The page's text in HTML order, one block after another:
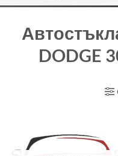
DODGE